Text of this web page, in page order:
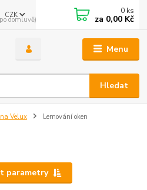
Menu
CZK
Hledat
domluvě)
0 ks
za 0,00 Kč
Velux Lemování oken
parametry